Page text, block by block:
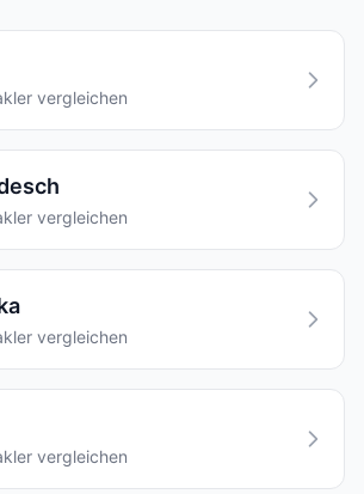
vergleichen
vergleichen
vergleichen
vergleichen